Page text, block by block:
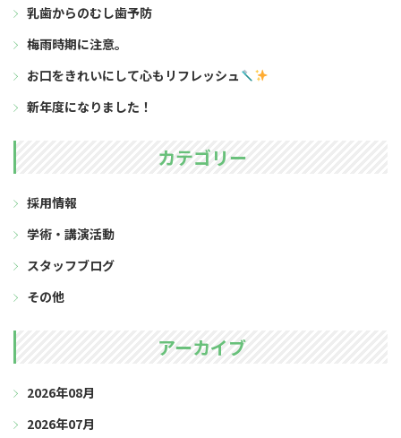
乳歯からのむし歯予防
梅雨時期に注意。
お口をきれいにして心もリフレッシュ
新年度になりました！
カテゴリー
採用情報
学術・講演活動
スタッフブログ
その他
アーカイブ
2026年08月
2026年07月